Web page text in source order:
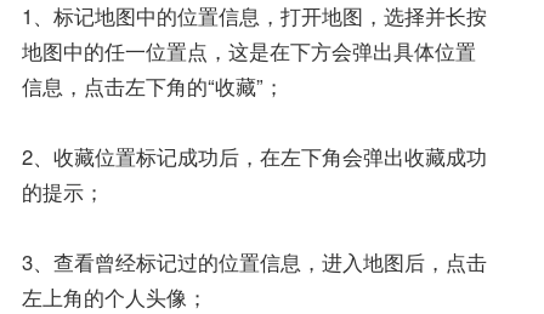
1、标记地图中的位置信息，打开地图，选择并长按
地图中的任一位置点，这是在下方会弹出具体位置
信息，点击左下角的“收藏”；
2、收藏位置标记成功后，在左下角会弹出收藏成功
的提示；
3、查看曾经标记过的位置信息，进入地图后，点击
左上角的个人头像；